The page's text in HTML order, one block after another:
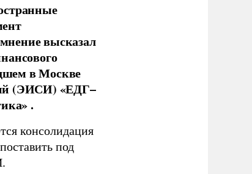
высказал
в Москве
(ЭИСИ) «ЕДГ–
.
консолидация
под